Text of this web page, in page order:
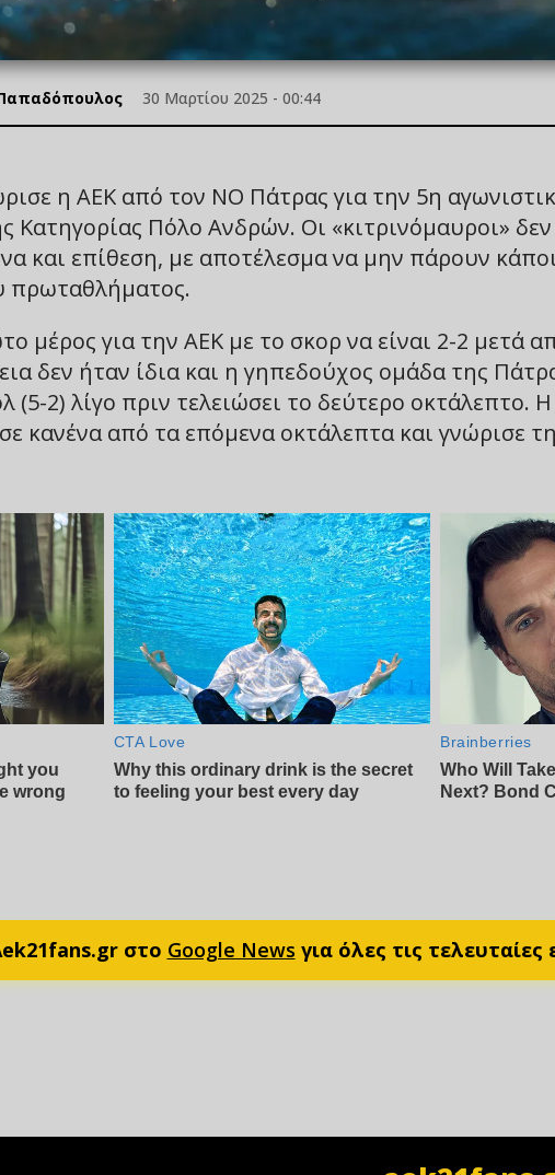
30 Μαρτίου 2025 - 00:44
η ΑΕΚ από τον ΝΟ Πάτρας για την 5η
Κατηγορίας Πόλο Ανδρών. Οι «κιτρινόμαυροι»
και επίθεση, με αποτέλεσμα να μην πάρουν
πρωταθλήματος.
μέρος για την ΑΕΚ με το σκορ να είναι 2-2 μετά
δεν ήταν ίδια και η γηπεδούχος ομάδα της
(5-2) λίγο πριν τελειώσει το δεύτερο οκτάλεπτο.
κανένα από τα επόμενα οκτάλεπτα και γνώρισε
στο Google News για όλες τις τελευταίες